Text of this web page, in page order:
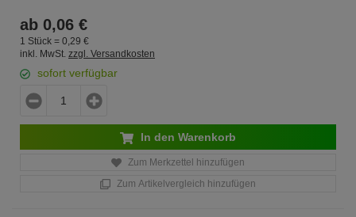
ab 0,06 €
1 Stück = 0, 29 €
inkl. MwSt. zzgl. Versandkosten
sofort verfügbar
In den Warenkorb
Zum Merkzettel hinzufügen
Zum Artikelvergleich hinzufügen